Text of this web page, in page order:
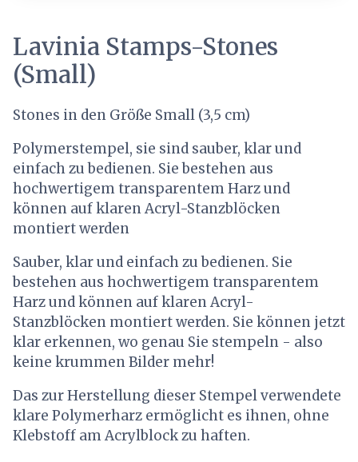
Lavinia Stamps-Stones
(Small)
Stones in den Größe Small (3,5 cm)
Polymerstempel, sie sind sauber, klar und
einfach zu bedienen. Sie bestehen aus
hochwertigem transparentem Harz und
können auf klaren Acryl-Stanzblöcken
montiert werden
Sauber, klar und einfach zu bedienen. Sie
bestehen aus hochwertigem transparentem
Harz und können auf klaren Acryl-
Stanzblöcken montiert werden. Sie können jetzt
klar erkennen, wo genau Sie stempeln - also
keine krummen Bilder mehr!
Das zur Herstellung dieser Stempel verwendete
klare Polymerharz ermöglicht es ihnen, ohne
Klebstoff am Acrylblock zu haften.